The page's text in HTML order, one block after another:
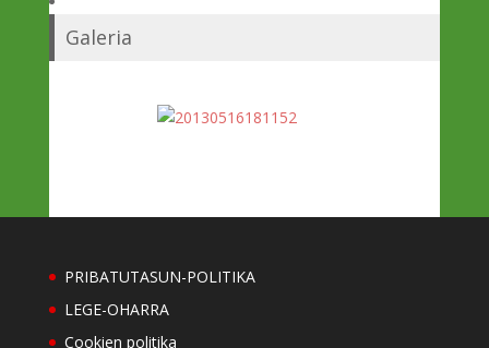
Galeria
PRIBATUTASUN-POLITIKA
LEGE-OHARRA
Cookien politika